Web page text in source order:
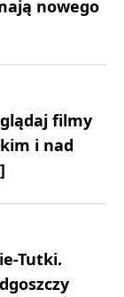
nowego
filmy
i nad
Tutki.